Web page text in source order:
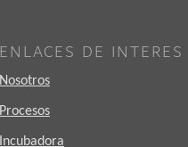
ENLACES DE INTERES
Nosotros
Procesos
Incubadora